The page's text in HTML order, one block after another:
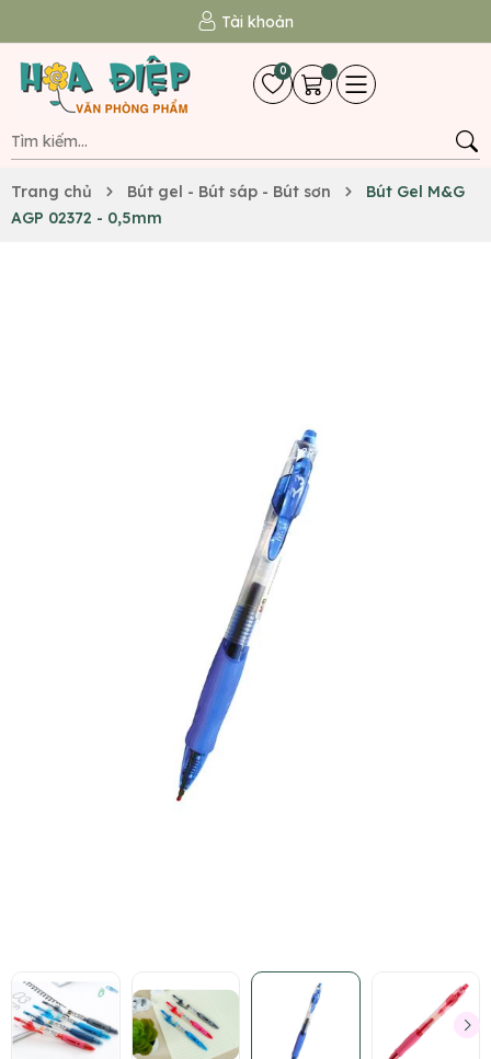
Tài khoản
0
Trang chủ Bút gel - Bút sáp - Bút sơn
Bút Gel M&G
AGP 02372 - 0,5mm